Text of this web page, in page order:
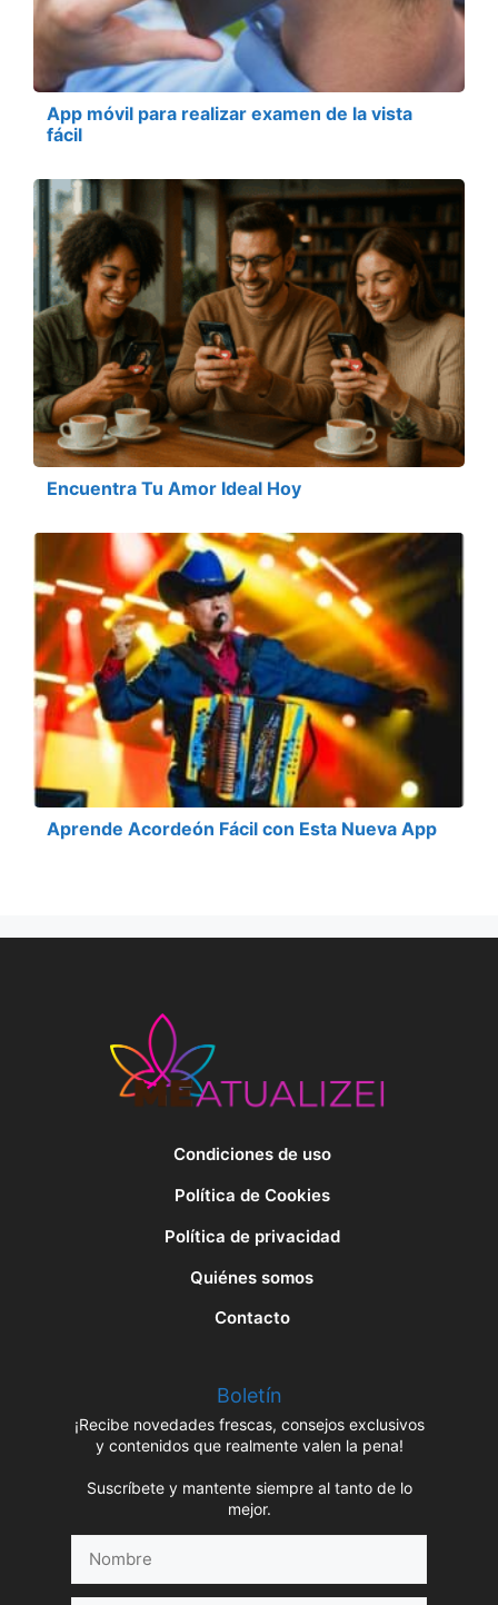
App móvil para realizar examen de la vista
fácil
Encuentra Tu Amor Ideal Hoy
Aprende Acordeón Fácil con Esta Nueva App
Condiciones de uso
Política de Cookies
Política de privacidad
Quiénes somos
Contacto
Boletín
¡Recibe novedades frescas, consejos exclusivos
y contenidos que realmente valen la pena!
Suscríbete y mantente siempre al tanto de lo
mejor.